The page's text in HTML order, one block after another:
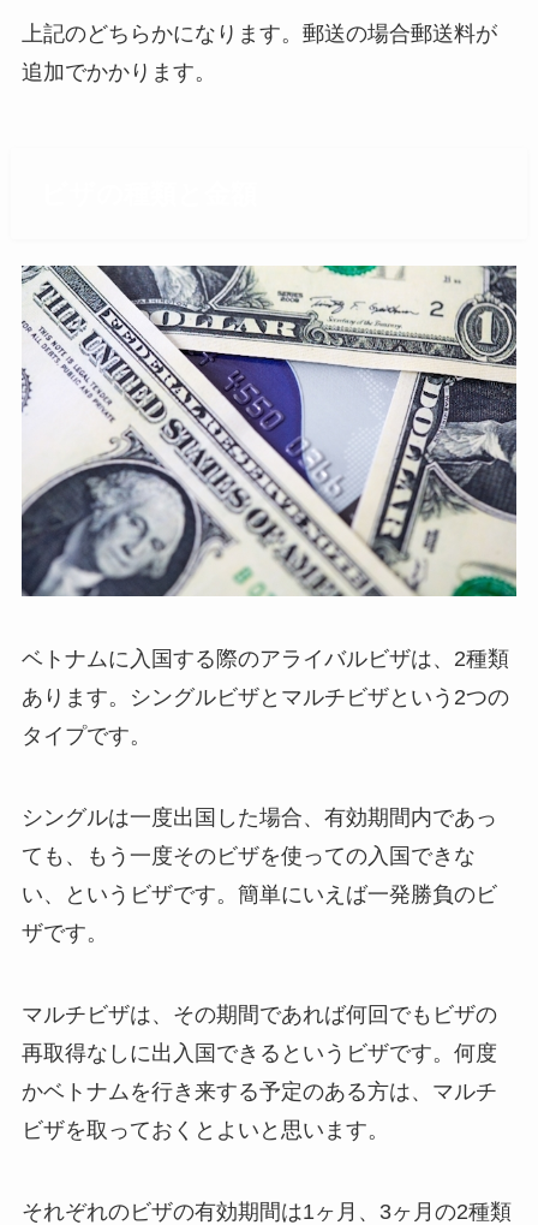
上記のどちらかになります。郵送の場合郵送料が
追加でかかります。
ベトナムに入国する際のアライバルビザは、2種類
あります。シングルビザとマルチビザという2つの
タイプです。
シングルは一度出国した場合、有効期間内であっ
ても、もう一度そのビザを使っての入国できな
い、というビザです。簡単にいえば一発勝負のビ
ザです。
マルチビザは、その期間であれば何回でもビザの
再取得なしに出入国できるというビザです。何度
かベトナムを行き来する予定のある方は、マルチ
ビザを取っておくとよいと思います。
それぞれのビザの有効期間は1ヶ月、3ヶ月の2種類